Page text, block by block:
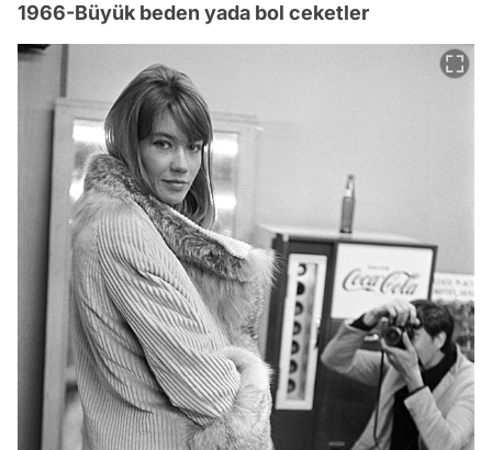
1966-Büyük beden yada bol ceketler